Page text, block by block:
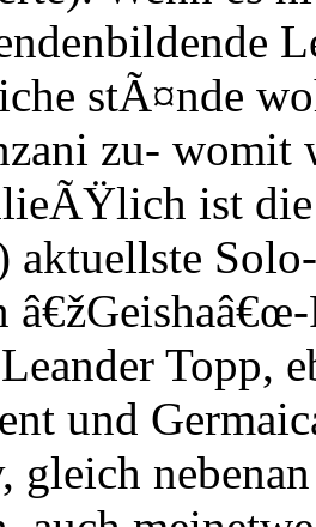
stÃ¤nde
zu-
ist
aktuellste
Topp,
und
gleich